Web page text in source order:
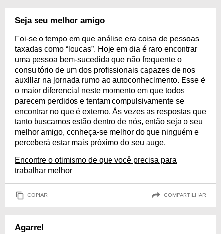
Seja seu melhor amigo
Foi-se o tempo em que análise era coisa de pessoas
taxadas como “loucas”. Hoje em dia é raro encontrar
uma pessoa bem-sucedida que não frequente o
consultório de um dos profissionais capazes de nos
auxiliar na jornada rumo ao autoconhecimento. Esse é
o maior diferencial neste momento em que todos
parecem perdidos e tentam compulsivamente se
encontrar no que é externo. Às vezes as respostas que
tanto buscamos estão dentro de nós, então seja o seu
melhor amigo, conheça-se melhor do que ninguém e
perceberá estar mais próximo do seu auge.
Encontre o otimismo de que você precisa para
trabalhar melhor
COPIAR COMPARTILHAR
Agarre!